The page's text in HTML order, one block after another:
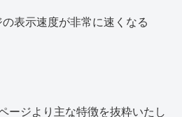
表示速度が非常に速くなる
ージより主な特徴を抜粋いたし